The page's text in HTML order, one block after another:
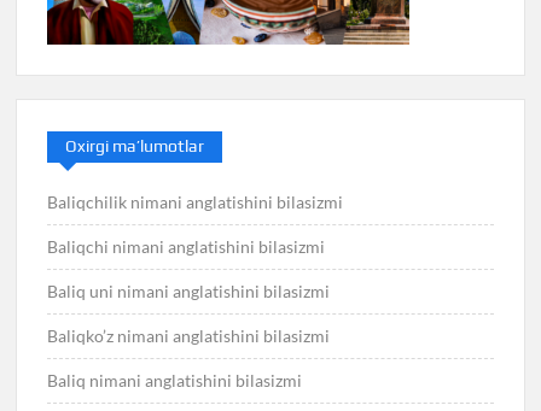
Oxirgi ma’lumotlar
Baliqchilik nimani anglatishini bilasizmi
Baliqchi nimani anglatishini bilasizmi
Baliq uni nimani anglatishini bilasizmi
Baliqko’z nimani anglatishini bilasizmi
Baliq nimani anglatishini bilasizmi